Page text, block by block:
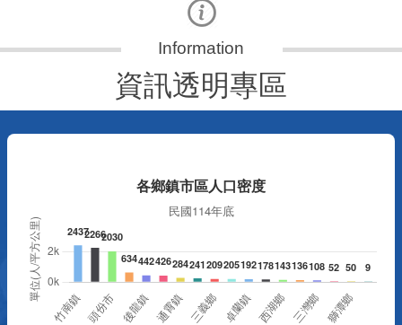
資訊透明專區